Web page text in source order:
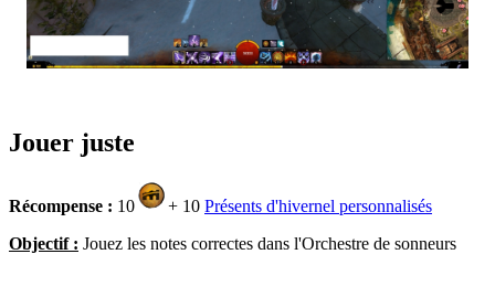
Jouer juste
Récompense : 10 + 10 Présents d'hivernel personnalisés
Objectif : Jouez les notes correctes dans l'Orchestre de sonneurs